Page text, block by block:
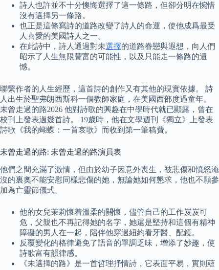
詩人也許並不十分懊悔選擇了這一條路，但卻分明在惋惜
沒有選擇另一條路。
也正是這條寫詩的道路改變了詩人的命運，使他成爲最受
人喜愛的美國詩人之一。
在此詩中，詩人通過對未選擇的道路眷戀與遐想，向人們
昭示了人生無限豐富的可能性，以及只能走一條路的遺
憾。
聯繫作者的人生經歷，這首詩的創作又有其他的現實依據。 詩
人出生於聖弗朗西斯科一個教師家庭，在美國西部度過童年。
未曾走過的路2026 他對詩歌的興趣在中學時代就已顯露，曾在
校刊上發表過幾首詩。 19歲時，他在文學週刊《獨立》上發表
詩歌《我的蝴蝶：一首哀歌》而收到第一筆稿費。
未曾走過的路: 未曾走過的路演員表
他們之間充滿了激情，但由於幼子因意外喪生，被悲傷和憤怒淹
沒的裏奧不能安慰同樣悲傷的她，無論她如何懇求，他也不願參
加為亡靈節儀式。
他的女兒茉莉懷着溫柔的關懷，儘管自己的工作岌岌可
危，父親也不再記得她的名字，她還是堅持和這個有精神
障礙的男人在一起，陪伴他穿過紐約看牙醫、配鏡。
反覆變化的格律避免了語音的單調乏味，增添了妙趣，使
詩歌富有韻律感。
《未選擇的路》是一首哲理抒情詩，它表面平易，實則蘊